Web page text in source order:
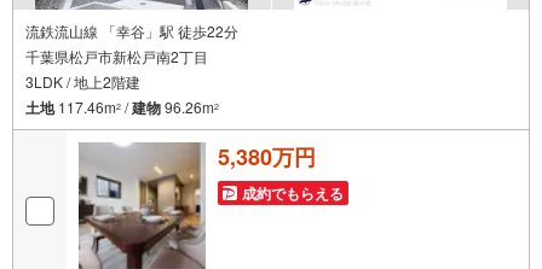
流鉄流山線 「幸谷」駅 徒歩22分
千葉県松戸市新松戸南2丁目
3LDK / 地上2階建
土地117.46m2 /建物96.26m2
5,380万円
成約でもらえる